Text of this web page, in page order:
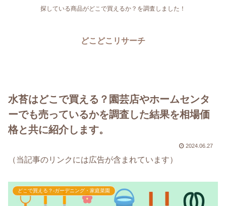
探している商品がどこで買えるか？を調査しました！
どこどこリサーチ
水苔はどこで買える？園芸店やホームセンタ
ーでも売っているかを調査した結果を相場価
格と共に紹介します。
2024.06.27
（当記事のリンクには広告が含まれています）
どこで買える？-ガーデニング・家庭菜園